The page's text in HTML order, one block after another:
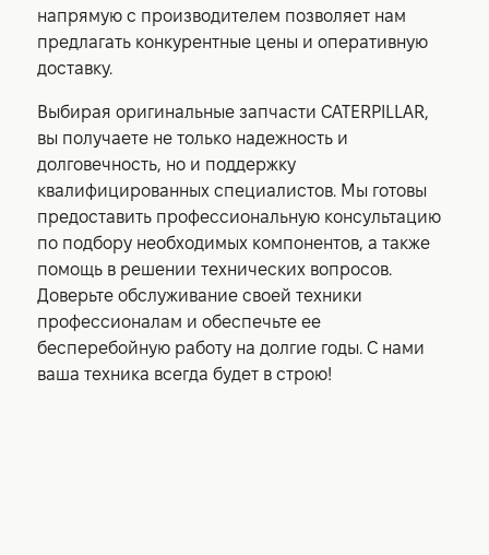
напрямую с производителем позволяет нам
предлагать конкурентные цены и оперативную
доставку.
Выбирая оригинальные запчасти CATERPILLAR,
вы получаете не только надежность и
долговечность, но и поддержку
квалифицированных специалистов. Мы готовы
предоставить профессиональную консультацию
по подбору необходимых компонентов, а также
помощь в решении технических вопросов.
Доверьте обслуживание своей техники
профессионалам и обеспечьте ее
бесперебойную работу на долгие годы. С нами
ваша техника всегда будет в строю!